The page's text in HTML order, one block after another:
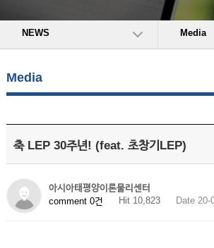
NEWS Media
Media
축 LEP 30주년! (feat. 초창기LEP)
아시아태평양이론물리센터
comment 0건
Hit 10,823 Date 20-